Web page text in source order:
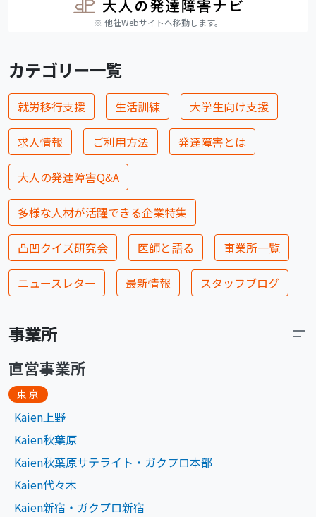
※ 他社Webサイトへ移動します。
カテゴリー一覧
就労移行支援 生活訓練 大学生向け支援
求人情報 ご利用方法 発達障害とは
大人の発達障害Q&A
多様な人材が活躍できる企業特集
凸凹クイズ研究会 医師と語る 事業所一覧
ニュースレター 最新情報 スタッフブログ
事業所
直営事業所
東京
Kaien上野
Kaien秋葉原
Kaien秋葉原サテライト・ガクプロ本部
Kaien代々木
Kaien新宿・ガクプロ新宿